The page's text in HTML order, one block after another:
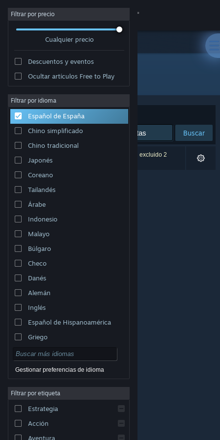
Iniciar sesión
Acerca de
Soporte
Cambiar idioma
Descargar Steam Mobile
Ver versión clásica
© Valve Corporation. Todos los derechos reservados.
respectivos dueños en EE. UU. y otros países.
Acuerdo de Suscriptor a Steam
Cookies
Filtrar por precio
Cualquier precio
Descuentos y eventos
Ocultar artículos Free to Play
Filtrar por idioma
Español de España
Chino simplificado
Chino tradicional
Japonés
Coreano
Tailandés
Árabe
Indonesio
Malayo
Búlgaro
Checo
Danés
Alemán
Inglés
Español de Hispanoamérica
Griego
Gestionar preferencias de idioma
Filtrar por etiqueta
Estrategia
Acción
Aventura
Editor: Charlie's Games
Ordenar por Relevancia
Buscar
0 resultados coinciden con la búsqueda. Se han excluido 2
títulos basándose en tus preferencias.